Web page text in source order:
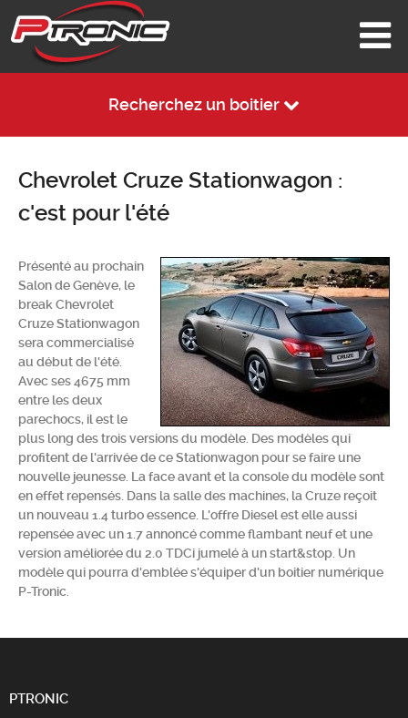
Recherchez un boitier
Chercher
Chevrolet Cruze Stationwagon :
c'est pour l'été
Présenté au prochain
Salon de Genève, le
break Chevrolet
Cruze Stationwagon
sera commercialisé
au début de l'été.
Avec ses 4675 mm
entre les deux
parechocs, il est le
plus long des trois versions du modèle. Des modèles qui
profitent de l'arrivée de ce Stationwagon pour se faire une
nouvelle jeunesse. La face avant et la console du modèle sont
en effet repensés. Dans la salle des machines, la Cruze reçoit
un nouveau 1.4 turbo essence. L'offre Diesel est elle aussi
repensée avec un 1.7 annoncé comme flambant neuf et une
version améliorée du 2.0 TDCi jumelé à un start&stop. Un
modèle qui pourra d'emblée s'équiper d'un boitier numérique
P-Tronic.
PTRONIC